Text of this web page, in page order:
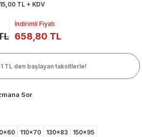
TL + KDV
İndirimli Fiyatı
658,80 TL
TL den başlayan taksitlerle!
Sor
110x70 130x83 150x95